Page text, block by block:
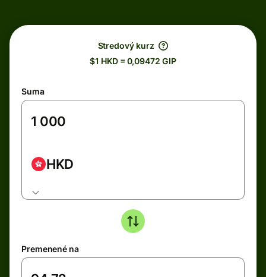
Stredový kurz
$1 HKD = 0,09472 GIP
Suma
HKD
Premenené na